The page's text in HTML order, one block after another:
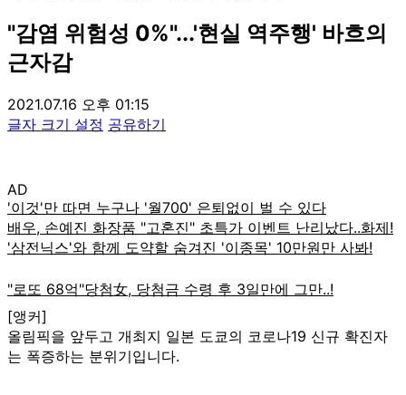
"감염 위험성 0%"...'현실 역주행' 바흐의
근자감
2021.07.16 오후 01:15
글자 크기 설정 공유하기
AD
[앵커]
올림픽을 앞두고 개최지 일본 도쿄의 코로나19 신규 확진자
는 폭증하는 분위기입니다.